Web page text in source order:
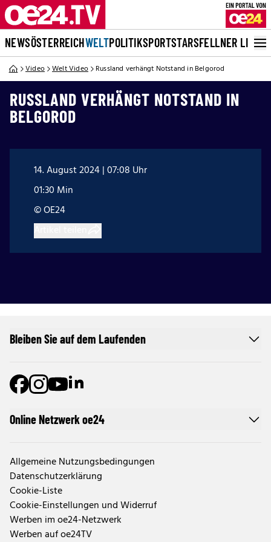
NEWSÖSTERREICHWELTPOLITIKSPORTSTARSFELLNER LIVE
Video Welt Video Russland verhängt Notstand in Belgorod
RUSSLAND VERHÄNGT NOTSTAND IN
BELGOROD
14. August 2024 | 07:08 Uhr
01:30 Min
© OE24
Online Netzwerk oe24
Allgemeine Nutzungsbedingungen
Datenschutzerklärung
Cookie-Liste
Cookie-Einstellungen und Widerruf
Werben im oe24-Netzwerk
Werben auf oe24TV
Bleiben Sie auf dem Laufenden